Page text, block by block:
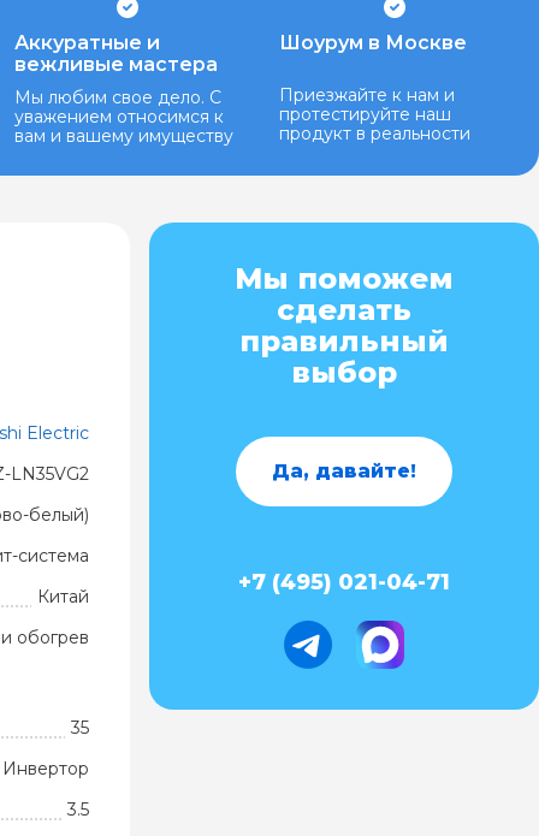
Аккуратные и
вежливые мастера
Мы любим свое дело. С
уважением относимся к
вам и вашему имуществу
Шоурум в Москве
Приезжайте к нам и
протестируйте наш
продукт в реальности
Electric
LN35VG2
белый)
система
Китай
обогрев
35
Инвертор
3.5
Мы поможем
сделать
правильный
выбор
Да, давайте!
+7 (495) 021-04-71